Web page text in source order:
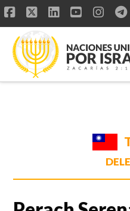
Facebook
X LinkedIn
YouTube